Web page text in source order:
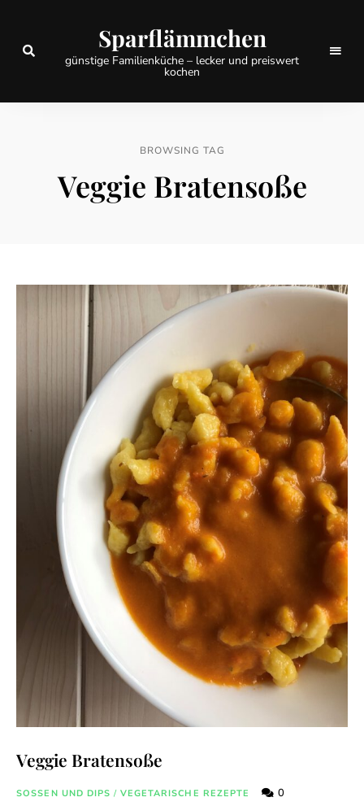
Sparflämmchen
günstige Familienküche – lecker und preiswert
kochen
BROWSING TAG
Veggie Bratensoße
Veggie Bratensoße
SOSSEN UND DIPS / VEGETARISCHE REZEPTE 0